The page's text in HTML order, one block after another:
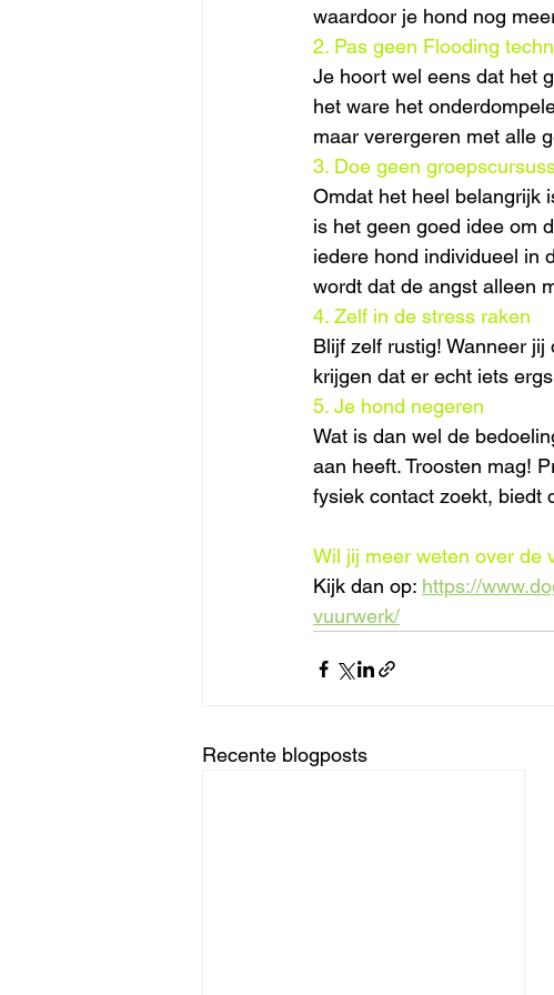
waardoor je hond nog
2. Pas geen Flooding
Je hoort wel eens dat het
het ware het
maar verergeren met alle
3. Doe geen
Omdat het heel belangrijk
is het geen goed idee om
iedere hond individueel in
wordt dat de angst alleen
4. Zelf in de stress raken
Blijf zelf rustig! Wanneer
krijgen dat er echt iets
5. Je hond negeren
Wat is dan wel de
aan heeft. Troosten mag!
fysiek contact zoekt, biedt
Wil jij meer weten over de
Kijk dan op: https://
vuurwerk/
Recente blogposts